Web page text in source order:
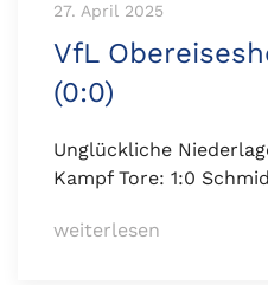
27. April 2025
VfL
(0:0)
Unglückliche
Kampf Tore: 1:0
weiterlesen